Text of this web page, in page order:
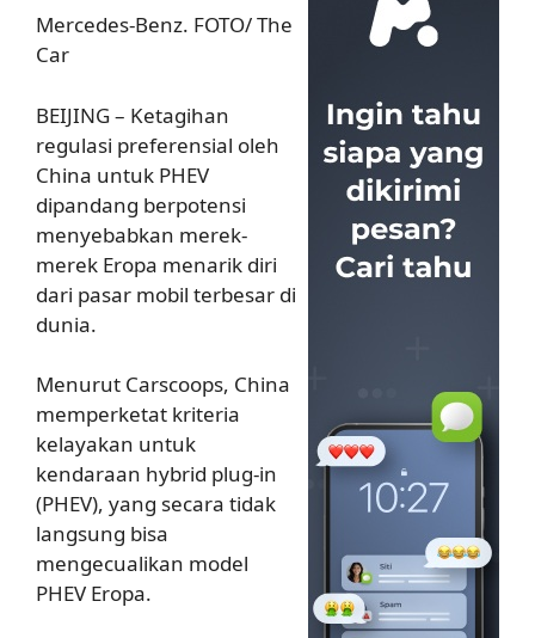
Mercedes-Benz. FOTO/ The
Car
BEIJING – Ketagihan
regulasi preferensial oleh
China untuk PHEV
dipandang berpotensi
menyebabkan merek-
merek Eropa menarik diri
dari pasar mobil terbesar di
dunia.
Menurut Carscoops, China
memperketat kriteria
kelayakan untuk
kendaraan hybrid plug-in
(PHEV), yang secara tidak
langsung bisa
mengecualikan model
PHEV Eropa.